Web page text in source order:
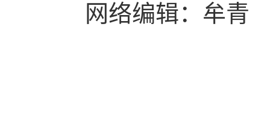
网络编辑：牟青